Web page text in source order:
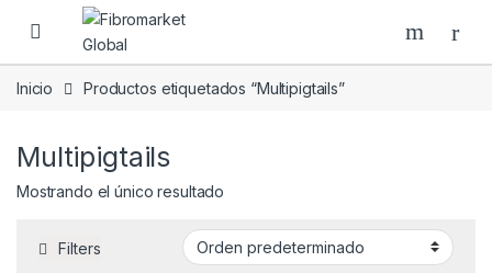
Skip to navigation
Skip to content
Inicio Productos etiquetados “Multipigtails”
Multipigtails
Mostrando el único resultado
Filters